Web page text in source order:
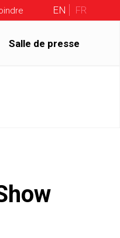
EN FR
Salle de presse